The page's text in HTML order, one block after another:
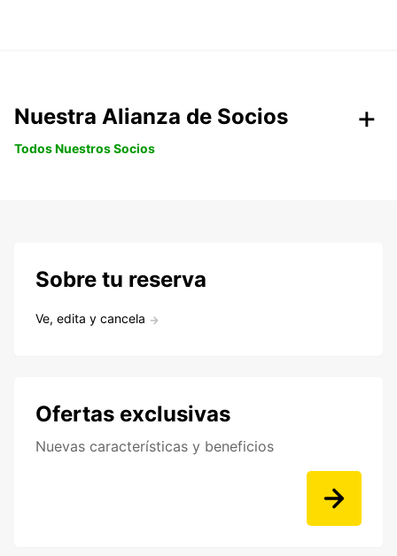
Nuestra Alianza de Socios
Todos Nuestros Socios
Sobre tu reserva
Ve, edita y cancela
Ofertas exclusivas
Nuevas características y beneficios